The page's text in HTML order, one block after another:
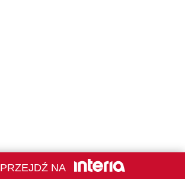
PRZEJDŹ NA